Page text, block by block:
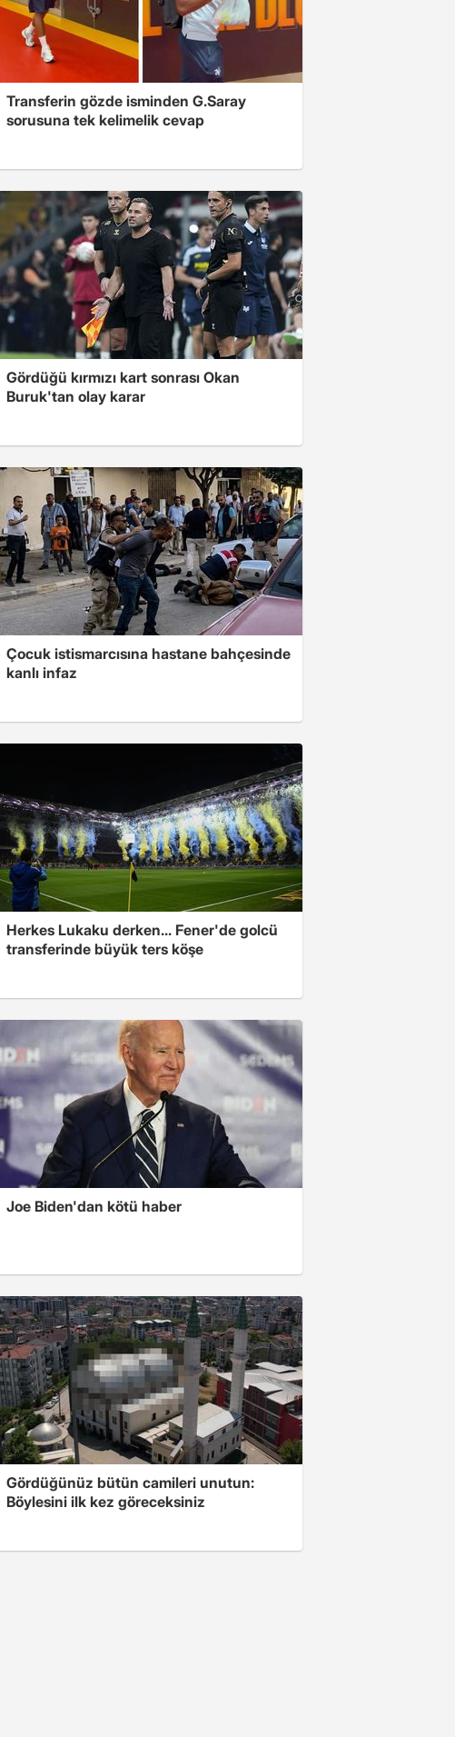
Transferin gözde isminden G.Saray
sorusuna tek kelimelik cevap
Gördüğü kırmızı kart sonrası Okan
Buruk'tan olay karar
Çocuk istismarcısına hastane bahçesinde
kanlı infaz
Herkes Lukaku derken... Fener'de golcü
transferinde büyük ters köşe
Joe Biden'dan kötü haber
Gördüğünüz bütün camileri unutun:
Böylesini ilk kez göreceksiniz